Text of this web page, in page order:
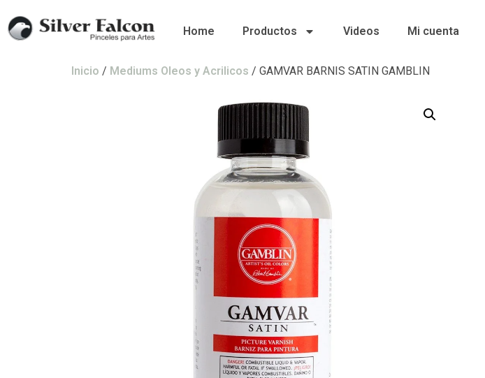
Home Productos Videos Mi cuenta
Inicio / Mediums Oleos y Acrilicos / GAMVAR BARNIS SATIN GAMBLIN